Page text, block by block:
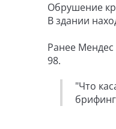
Обрушение
В здании
Ранее
98.
"Что